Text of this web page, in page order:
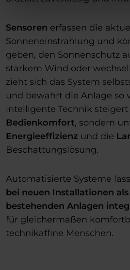
Sensoren erfassen die
Sonneneinstrahlung und
geben, den Sonnenschutz
starkem Wind oder
zieht sich das System
und bewahrt die Anlage so
intelligente Technik
Bedienkomfort, sondern
Energieeffizienz und die
Beschattungslösung.
Automatisierte Systeme
bei neuen Installationen
bestehenden Anlagen
für gleichermaßen
technikaffine Menschen.